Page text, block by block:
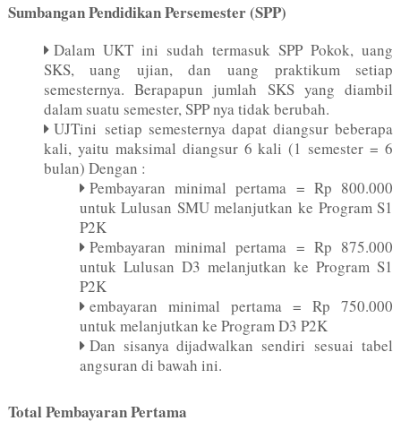
Sumbangan Pendidikan Persemester (SPP)
Dalam UKT ini sudah termasuk SPP Pokok, uang
SKS, uang ujian, dan uang praktikum setiap
semesternya. Berapapun jumlah SKS yang diambil
dalam suatu semester, SPP nya tidak berubah.
UJTini setiap semesternya dapat diangsur beberapa
kali, yaitu maksimal diangsur 6 kali (1 semester = 6
bulan) Dengan :
Pembayaran minimal pertama = Rp 800.000
untuk Lulusan SMU melanjutkan ke Program S1
P2K
Pembayaran minimal pertama = Rp 875.000
untuk Lulusan D3 melanjutkan ke Program S1
P2K
embayaran minimal pertama = Rp 750.000
untuk melanjutkan ke Program D3 P2K
Dan sisanya dijadwalkan sendiri sesuai tabel
angsuran di bawah ini.
Total Pembayaran Pertama